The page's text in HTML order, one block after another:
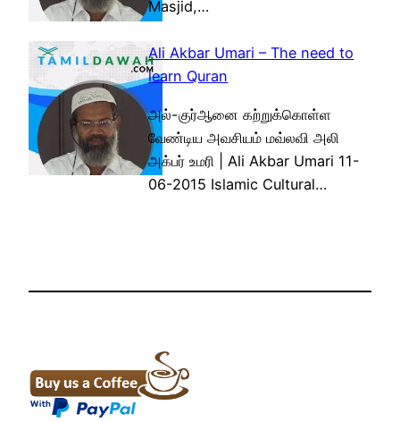
Masjid,…
Ali Akbar Umari – The need to
learn Quran
அல்-குர்ஆனை கற்றுக்கொள்ள
வேண்டிய அவசியம் மவ்லவி அலி
அக்பர் உமரி | Ali Akbar Umari 11-
06-2015 Islamic Cultural…